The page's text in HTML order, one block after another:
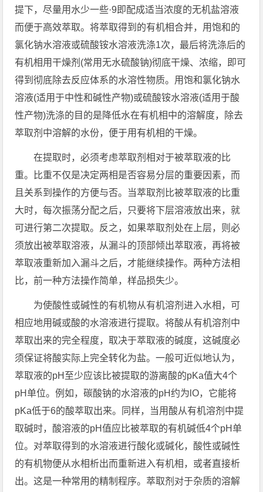
提下，尽量用水少一些·9即配成适当浓度的无机盐溶液
而便于高效萃取。将萃取得到的有机相合并，用饱和的
氯化钠水溶液或硫酸铵水溶液洗涤1次，最后将洗涤后的
有机相用干燥剂(常用无水硫酸钠)彻底干燥、浓缩，即可
得到彻底除去反应体系的水溶性物质。用饱和氯化钠水
溶液(适用于中性和碱性产物)或硫酸铵水溶液(适用于酸
性产物)洗涤的目的是降低水在有机相中的溶解度，除去
萃取剂中溶解的水份，便于用有机相的干燥。
在提取时，必须考虑萃取剂相对于被萃取液的比
重。比重不仅是决定两相是否容易分层的重要因素，而
且关系到操作的方便与否。当萃取剂比被萃取液的比重
大时，每次振荡分配之后，只要将下层溶液放出来，就
可进行第二次提取。反之，如果萃取剂处在上层，则必
须放出被萃取溶液，从漏斗的顶部倾出萃取液，再将被
萃取液重新加入漏斗之后，才能继续操作。两种方法相
比，前一种方法操作简单，样品损失少。
为使酸性或碱性的有机物从有机溶剂进入水相，可
相应地用碱或酸的水溶液进行提取。将酸从有机溶剂中
萃取出来的完全程度，取决于萃取液的碱度，这碱度必
须保证将酸实际上完全转化为盐。一般可近似地认为，
萃取液的pH至少应该比被提取的游离酸的pKa值大4个
pH单位。例如，碳酸钠的水溶液的pH约为lO，它能将
pKa低于6的酸萃取出来。同样，当用酸从有机溶剂中提
取碱时，酸溶液的pH值应比被萃取的有机碱低4个pH单
位。对萃取得到的水溶液进行酸化或碱化，酸性或碱性
的有机物便从水相析出而重新进入有机相，或者直接析
出。这是一种常用的精制程序。萃取剂对于杂质的溶解